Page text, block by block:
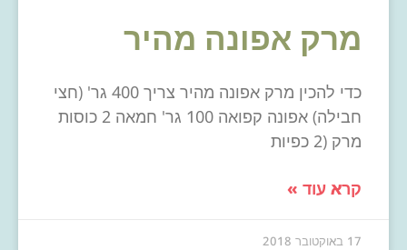
מרק אפונה מהיר
כדי להכין מרק אפונה מהיר צריך 400 גר' (חצי
חבילה) אפונה קפואה 100 גר' חמאה 2 כוסות
מרק (2 כפיות
קרא עוד »
17 באוקטובר 2018